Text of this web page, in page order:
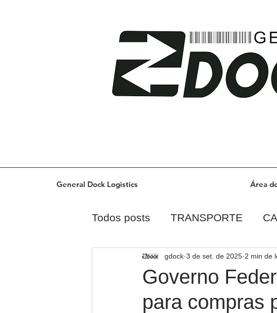
General Dock Logistics Área
Todos posts TRANSPORTE
TECNOLOGIA
Governo
para compras
gdock 3 de set. de 2025 2 min de